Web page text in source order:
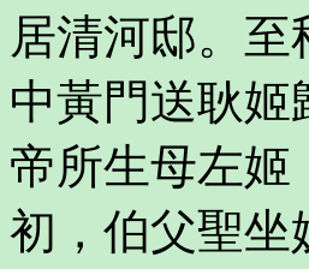
居清河邸。
中黃門送耿姬
帝所生母左姬
初，伯父聖坐